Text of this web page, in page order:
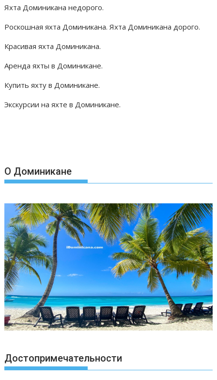
Яхта Доминикана недорого.
Роскошная яхта Доминикана. Яхта Доминикана дорого.
Красивая яхта Доминикана.
Аренда яхты в Доминикане.
Купить яхту в Доминикане.
Экскурсии на яхте в Доминикане.
О Доминикане
Достопримечательности